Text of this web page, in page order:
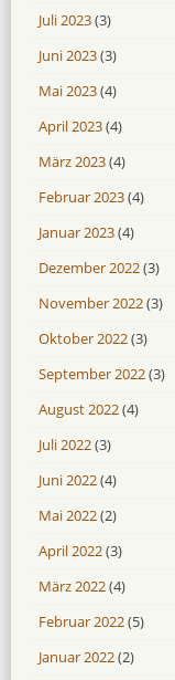
Juli 2023(3)
Juni 2023(3)
Mai 2023(4)
April 2023(4)
März 2023(4)
Februar 2023(4)
Januar 2023(4)
Dezember 2022(3)
November 2022(3)
Oktober 2022(3)
September 2022(3)
August 2022(4)
Juli 2022(3)
Juni 2022(4)
Mai 2022(2)
April 2022(3)
März 2022(4)
Februar 2022(5)
Januar 2022(2)